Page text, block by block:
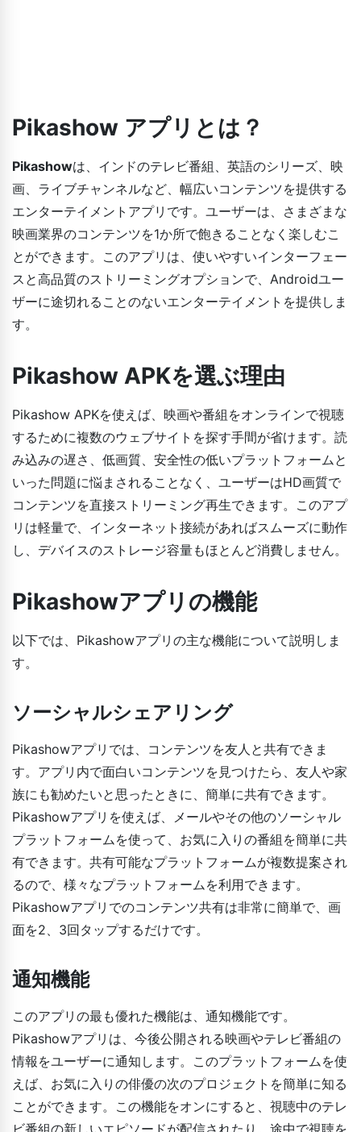
Pikashow アプリとは？
Pikashowは、インドのテレビ番組、英語のシリーズ、映
画、ライブチャンネルなど、幅広いコンテンツを提供する
エンターテイメントアプリです。ユーザーは、さまざまな
映画業界のコンテンツを1か所で飽きることなく楽しむこ
とができます。このアプリは、使いやすいインターフェー
スと高品質のストリーミングオプションで、Androidユー
ザーに途切れることのないエンターテイメントを提供しま
す。
Pikashow APKを選ぶ理由
Pikashow APKを使えば、映画や番組をオンラインで視聴
するために複数のウェブサイトを探す手間が省けます。読
み込みの遅さ、低画質、安全性の低いプラットフォームと
いった問題に悩まされることなく、ユーザーはHD画質で
コンテンツを直接ストリーミング再生できます。このアプ
リは軽量で、インターネット接続があればスムーズに動作
し、デバイスのストレージ容量もほとんど消費しません。
Pikashowアプリの機能
以下では、Pikashowアプリの主な機能について説明しま
す。
ソーシャルシェアリング
Pikashowアプリでは、コンテンツを友人と共有できま
す。アプリ内で面白いコンテンツを見つけたら、友人や家
族にも勧めたいと思ったときに、簡単に共有できます。
Pikashowアプリを使えば、メールやその他のソーシャル
プラットフォームを使って、お気に入りの番組を簡単に共
有できます。共有可能なプラットフォームが複数提案され
るので、様々なプラットフォームを利用できます。
Pikashowアプリでのコンテンツ共有は非常に簡単で、画
面を2、3回タップするだけです。
通知機能
このアプリの最も優れた機能は、通知機能です。
Pikashowアプリは、今後公開される映画やテレビ番組の
情報をユーザーに通知します。このプラットフォームを使
えば、お気に入りの俳優の次のプロジェクトを簡単に知る
ことができます。この機能をオンにすると、視聴中のテレ
ビ番組の新しいエピソードが配信されたり、途中で視聴を